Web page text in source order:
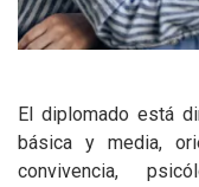
El diplomado está
básica y media,
convivencia,